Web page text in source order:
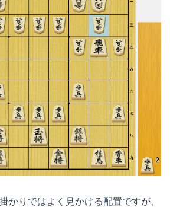
かりではよく見かける配置ですが、